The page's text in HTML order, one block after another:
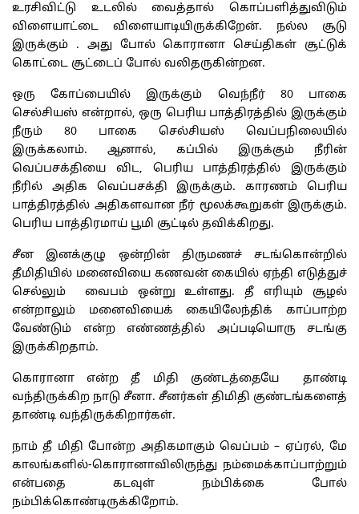
உரசிவிட்டு உடலில் வைத்தால் கொப்பளித்துவிடும்
விளையாட்டை விளையாடியிருக்கிறேன். நல்ல சூடு
இருக்கும் . அது போல் கொரானா செய்திகள் சூட்டுக்
கொட்டை சூட்டைப் போல் வலிதருகின்றன.
ஒரு கோப்பையில் இருக்கும் வெந்நீர் 80 பாகை
செல்சியஸ் என்றால், ஒரு பெரிய பாத்திரத்தில் இருக்கும்
நீரும் 80 பாகை செல்சியஸ் வெப்பநிலையில்
இருக்கலாம். ஆனால், கப்பில் இருக்கும் நீரின்
வெப்பசக்தியை விட, பெரிய பாத்திரத்தில் இருக்கும்
நீரில் அதிக வெப்பசக்தி இருக்கும். காரணம் பெரிய
பாத்திரத்தில் அதிகளவான நீர் மூலக்கூறுகள் இருக்கும்.
பெரிய பாத்திரமாய் பூமி சூட்டில் தவிக்கிறது.
சீன இனக்குழு ஒன்றின் திருமணச் சடங்கொன்றில்
தீமிதியில் மனைவியை கணவன் கையில் ஏந்தி எடுத்துச்
செல்லும் வைபம் ஒன்று உள்ளது. தீ எரியும் சூழல்
என்றாலும் மனைவியைக் கையிலேந்திக் காப்பாற்ற
வேண்டும் என்ற எண்ணத்தில் அப்படியொரு சடங்கு
இருக்கிறதாம்.
கொரானா என்ற தீ மிதி குண்டத்தையே தாண்டி
வந்திருக்கிற நாடு சீனா. சீனர்கள் திமிதி குண்டங்களைத்
தாண்டி வந்திருக்கிறார்கள்.
நாம் தீ மிதி போன்ற அதிகமாகும் வெப்பம் – ஏப்ரல், மே
காலங்களில்-கொரானாவிலிருந்து நம்மைக்காப்பாற்றும்
என்பதை கடவுள் நம்பிக்கை போல்
நம்பிக்கொண்டிருக்கிறோம்.